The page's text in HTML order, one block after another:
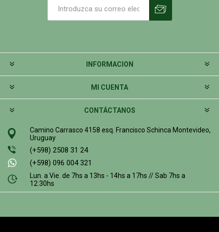
INFORMACION
MI CUENTA
CONTÁCTANOS
Camino Carrasco 4158 esq. Francisco Schinca Montevideo,
Uruguay
(+598) 2508 31 24
(+598) 096 004 321
Lun. a Vie. de 7hs a 13hs - 14hs a 17hs // Sab 7hs a
12:30hs